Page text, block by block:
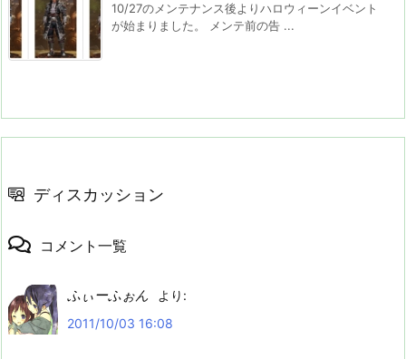
10/27のメンテナンス後よりハロウィーンイベント
が始まりました。 メンテ前の告 ...
ディスカッション
コメント一覧
ふぃーふぉん
より:
2011/10/03 16:08